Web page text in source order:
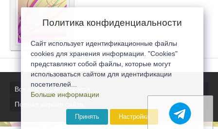
Все последние новости
Полная версия сайта
Политика конфиденциальности
Сайт использует идентификационные файлы
cookies для хранения информации. "Cookies"
представляют собой файлы, которые могут
использоваться сайтом для идентификации
посетителей...
Больше информации
Принять Настройка